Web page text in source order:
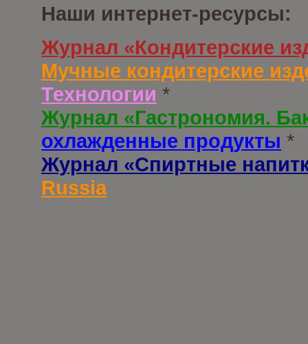
Наши интернет-ресурсы:
Журнал «Кондитерские
Мучные кондитерские
Технологии *
Журнал «Гастрономия.
охлажденные продукты *
Журнал «Спиртные
Russia